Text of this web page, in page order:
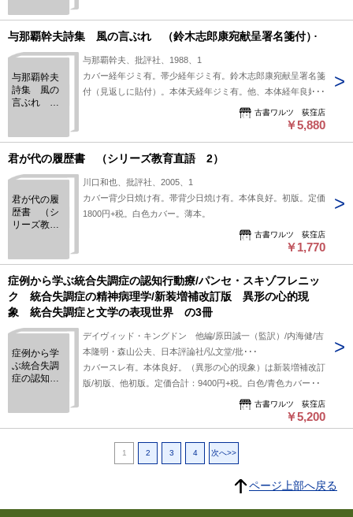
与那覇幹夫詩集 風の言ぶれ （鈴木志郎康宛献呈署名箋付）
与那覇幹夫
詩集 風の
言ぶれ
名箋付）
与那覇幹夫、批評社、1988、1
カバー経年ジミ有。帯少経年ジミ有。鈴木志郎康宛献呈署名箋
付（見返しに貼付）。本体天経年ジミ有。他、本体経年良好。
附録付。初版。定価1800円。緑色カバー。極薄本。（第一詩
古書ワルツ 荻窪店
￥5,880
君が代の履歴書 （シリーズ教育直語 2）
君が代の履
歴書 （シ
リーズ教育
川口和也、批評社、2005、1
カバー背少日焼け有。帯背少日焼け有。本体良好。初版。定価
1800円+税。白色カバー。薄本。
古書ワルツ 荻窪店
￥1,770
症例から学ぶ統合失調症の認知行動療/パンセ・スキゾフレニッ
ク 統合失調症の精神病理学/新装増補改訂版 異形の心的現
象 統合失調症と文学の表現世界 の3冊
症例から学
ぶ統合失調
症の認知行
フレニッ
ク 統合失
デイヴィッド・キングドン 他編/原田誠一（監訳）/内海健/吉
本隆明・森山公夫、日本評論社/弘文堂/批･･･
カバースレ有。本体良好。（異形の心的現象）は新装増補改訂
版/初版、他初版。定価合計：9400円+税。白色/青色カバー。
古書ワルツ 荻窪店
￥5,200
1 2 3 4 次へ>>
ページ上部へ戻る